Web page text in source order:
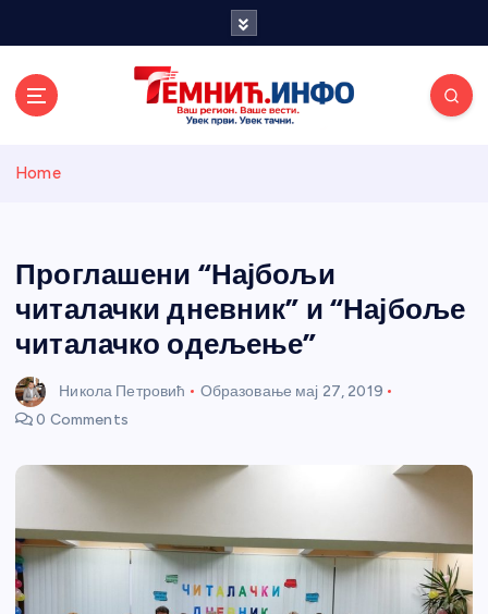
и портал
Home
Проглашени “Најбољи
читалачки дневник” и “Најбоље
читалачко одељење”
Никола Петровић Образовање мај 27, 2019
0 Comments